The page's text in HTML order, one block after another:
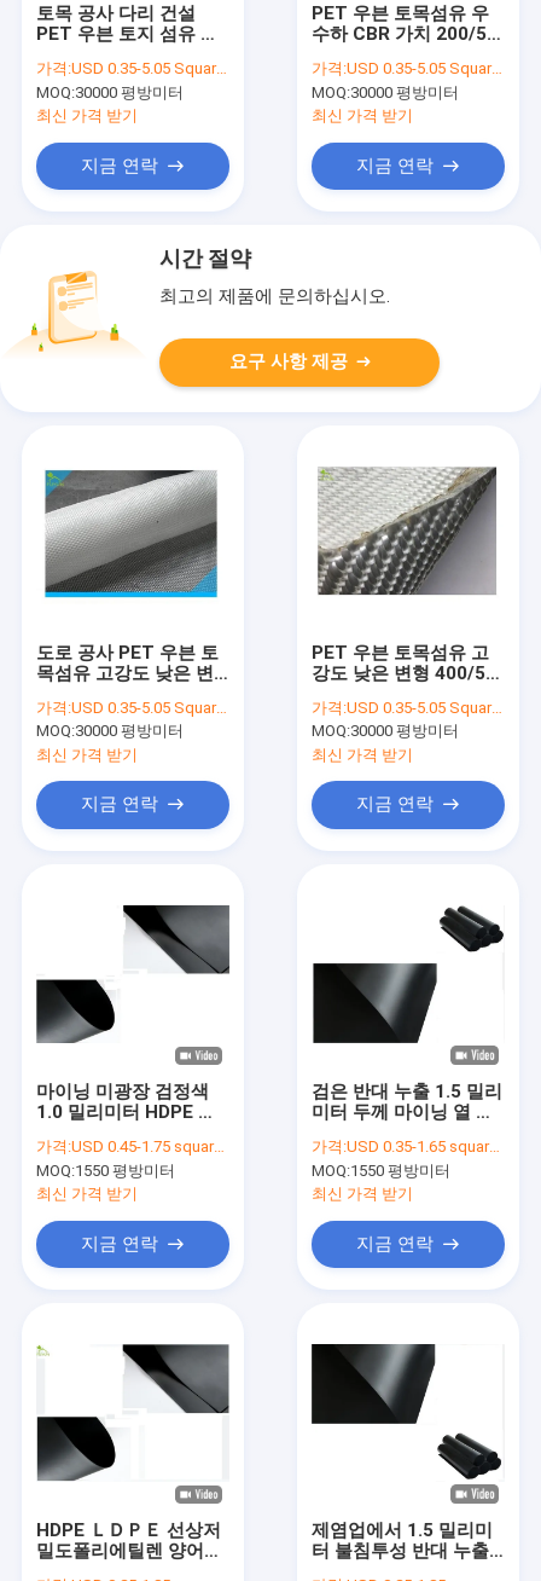
연락처
토목 공사 다리 건설
PET 우븐 토지 섬유 직
가격:USD 0.35-5.05 Square Meter
MOQ:30000 평방미터
최신 가격 받기
지금 연락
PET 우븐 토목섬유 우
수하 CBR 가치 200/50
조
가격:USD 0.35-5.05 Square Meter
MOQ:30000 평방미터
최신 가격 받기
지금 연락
시간 절약
최고의 제품에 문의하십시오.
요구 사항 제공
도로 공사 PET 우븐 토
목섬유 고강도 낮은 변
강
가격:USD 0.35-5.05 Square Meter
MOQ:30000 평방미터
최신 가격 받기
지금 연락
PET 우븐 토목섬유 고
강도 낮은 변형 400/50
건설
가격:USD 0.35-5.05 Square Meter
MOQ:30000 평방미터
최신 가격 받기
지금 연락
마이닝 미광장 검정색
1.0 밀리미터 HDPE Ｌ
누출 차수막 라이너
가격:USD 0.45-1.75 square meters
MOQ:1550 평방미터
최신 가격 받기
지금 연락
검은 반대 누출 1.5 밀리
미터 두께 마이닝 열 연
가격:USD 0.35-1.65 square meters
MOQ:1550 평방미터
최신 가격 받기
지금 연락
HDPE ＬＤＰＥ 선상저
밀도폴리에틸렌 양어지
제염업에서 1.5 밀리미
터 불침투성 반대 누출